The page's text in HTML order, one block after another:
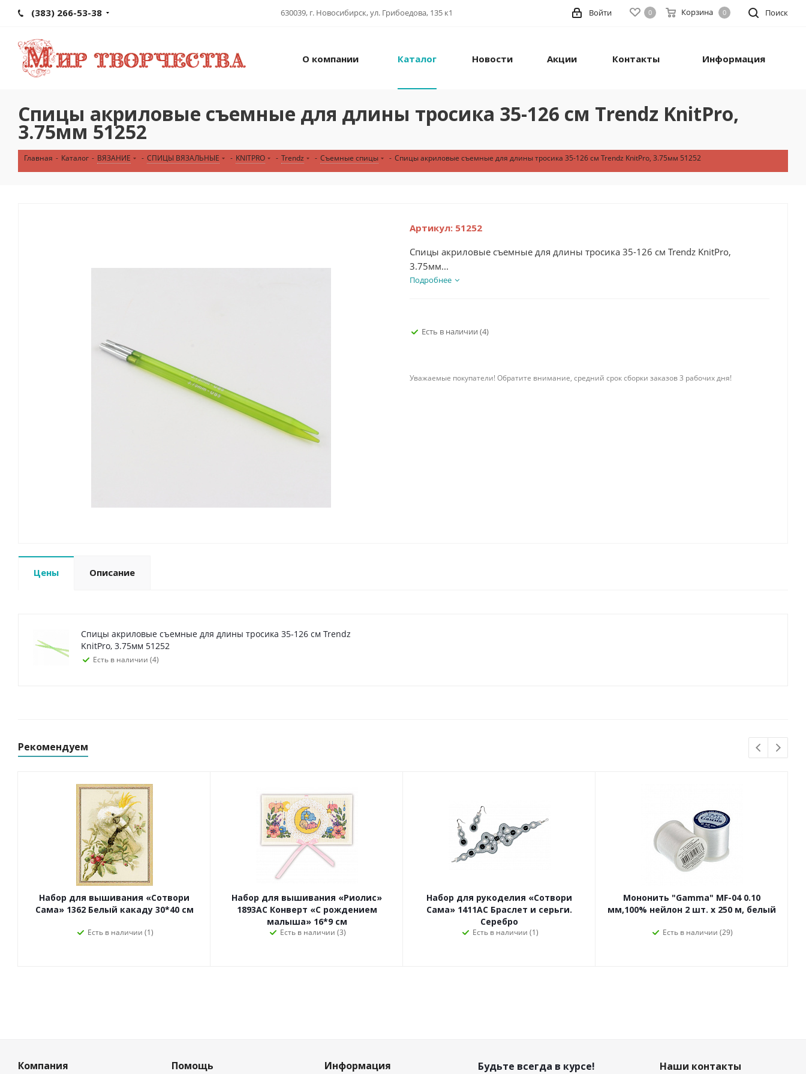
(383) 266-53-38 630039, г. Новосибирск, ул. Грибоедова, 135 к1 Поиск
0 Корзина 0
Войти
О компании Каталог Новости Акции Контакты Информация
Спицы акриловые съемные для длины тросика 35-126 см Trendz KnitPro,
3.75мм 51252
Главная - Каталог - ВЯЗАНИЕ - СПИЦЫ ВЯЗАЛЬНЫЕ - KNITPRO - Trendz - Съемные спицы - Спицы акриловые съемные для длины тросика 35-126 см Trendz KnitPro, 3.75мм 51252
Артикул: 51252
Спицы акриловые съемные для длины тросика 35-126 см Trendz KnitPro,
3.75мм...
Подробнее
Есть в наличии (4)
Уважаемые покупатели! Обратите внимание, средний срок сборки заказов 3 рабочих дня!
Цены Описание
Спицы акриловые съемные для длины тросика 35-126 см Trendz
KnitPro, 3.75мм 51252
Есть в наличии (4)
Рекомендуем
Набор для вышивания «Сотвори
Сама» 1362 Белый какаду 30*40 см
Есть в наличии (1)
Набор для вышивания «Риолис»
1893АС Конверт «С рождением
малыша» 16*9 см
Есть в наличии (3)
Набор для рукоделия «Сотвори
Сама» 1411АС Браслет и серьги.
Серебро
Есть в наличии (1)
Мононить "Gamma" MF-04 0.10
мм,100% нейлон 2 шт. х 250 м, белый
Есть в наличии (29)
Компания Помощь Информация Будьте всегда в курсе! Наши контакты